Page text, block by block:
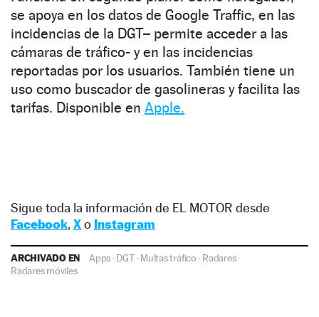
se apoya en los datos de Google Traffic, en las
incidencias de la DGT– permite acceder a las
cámaras de tráfico- y en las incidencias
reportadas por los usuarios. También tiene un
uso como buscador de gasolineras y facilita las
tarifas. Disponible en Apple.
Sigue toda la información de EL MOTOR desde
Facebook, Xo Instagram
ARCHIVADO EN Apps ·DGT·Multas tráfico ·Radares·
Radares móviles